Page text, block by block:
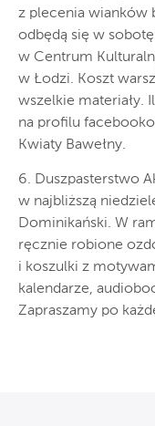
z plecenia wianków
odbędą się w
w Centrum
w Łodzi. Koszt
wszelkie materiały.
na profilu
Kwiaty Bawełny.
6. Duszpasterstwo
w najbliższą
Dominikański. W
ręcznie robione
i koszulki z
kalendarze,
Zapraszamy po